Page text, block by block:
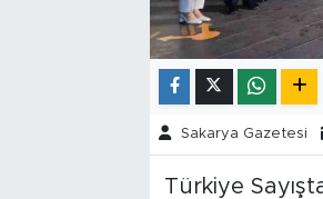
Sakarya Gazetesi
Türkiye